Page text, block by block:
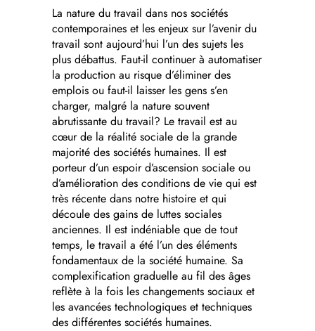
La nature du travail dans nos sociétés
contemporaines et les enjeux sur l’avenir du
travail sont aujourd’hui l’un des sujets les
plus débattus. Faut-il continuer à automatiser
la production au risque d’éliminer des
emplois ou faut-il laisser les gens s’en
charger, malgré la nature souvent
abrutissante du travail? Le travail est au
cœur de la réalité sociale de la grande
majorité des sociétés humaines. Il est
porteur d’un espoir d’ascension sociale ou
d’amélioration des conditions de vie qui est
très récente dans notre histoire et qui
découle des gains de luttes sociales
anciennes. Il est indéniable que de tout
temps, le travail a été l’un des éléments
fondamentaux de la société humaine. Sa
complexification graduelle au fil des âges
reflète à la fois les changements sociaux et
les avancées technologiques et techniques
des différentes sociétés humaines.